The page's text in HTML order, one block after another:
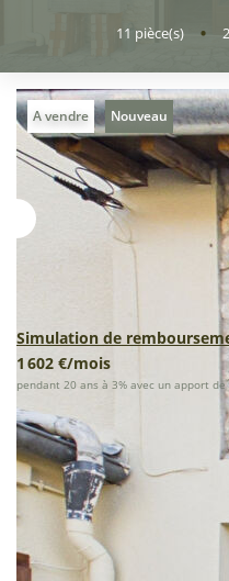
11pièce(s) •
A vendre Nouveau
Simulation de
1 602 €/mois
pendant 20 ans à 3% avec un apport de
Description
Réf : 10078
Découvrez cet ensemble